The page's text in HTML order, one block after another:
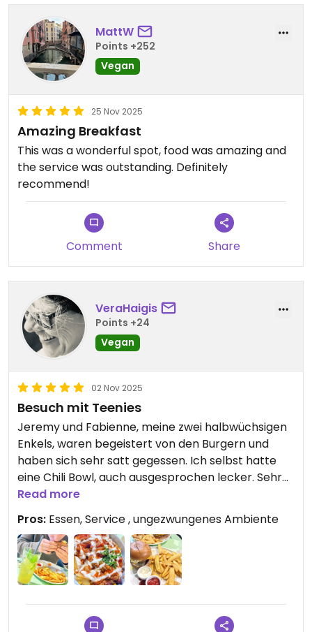
MattW
Points +252
Vegan
25 Nov 2025
Amazing Breakfast
This was a wonderful spot, food was amazing and
the service was outstanding. Definitely
recommend!
Comment Share
VeraHaigis
Points +24
Vegan
02 Nov 2025
Besuch mit Teenies
Jeremy und Fabienne, meine zwei halbwüchsigen
Enkels, waren begeistert von den Burgern und
haben sich sehr satt gegessen. Ich selbst hatte
eine Chili Bowl, auch ausgesprochen lecker. Sehr
empfehlenswert und wir kommen bestimmt
Read more
Pros: Essen, Service , ungezwungenes Ambiente